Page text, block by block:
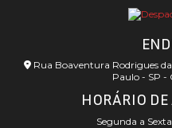
Rua Boaventura Rodrigues
Paulo - SP -
HORÁRIO
Segunda a